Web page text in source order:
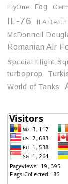
FlyOne Fog
IL-76 ILA
McDonnell
Romanian Air
Special Flight
turboprop
World of Tanks